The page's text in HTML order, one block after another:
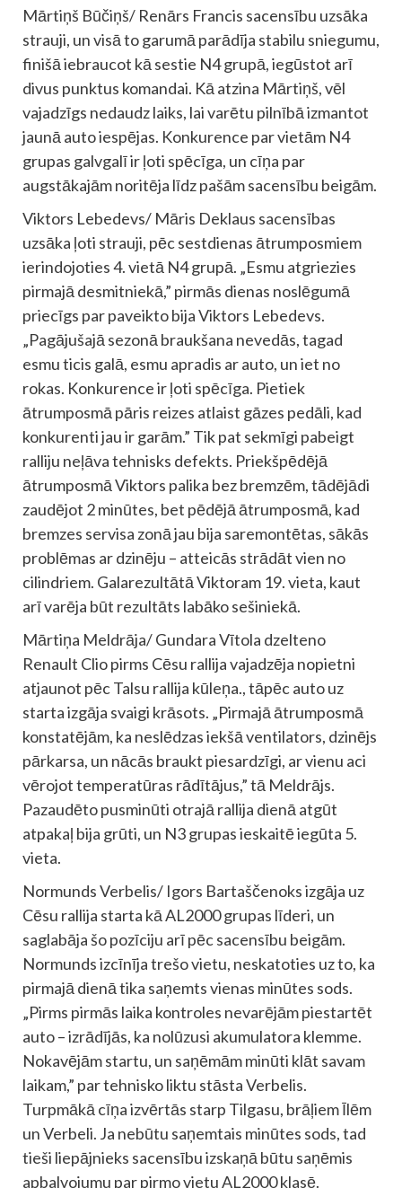
Mārtiņš Būčiņš/ Renārs Francis sacensību uzsāka
strauji, un visā to garumā parādīja stabilu sniegumu,
finišā iebraucot kā sestie N4 grupā, iegūstot arī
divus punktus komandai. Kā atzina Mārtiņš, vēl
vajadzīgs nedaudz laiks, lai varētu pilnībā izmantot
jaunā auto iespējas. Konkurence par vietām N4
grupas galvgalī ir ļoti spēcīga, un cīņa par
augstākajām noritēja līdz pašām sacensību beigām.
Viktors Lebedevs/ Māris Deklaus sacensības
uzsāka ļoti strauji, pēc sestdienas ātrumposmiem
ierindojoties 4. vietā N4 grupā. „Esmu atgriezies
pirmajā desmitniekā,” pirmās dienas noslēgumā
priecīgs par paveikto bija Viktors Lebedevs.
„Pagājušajā sezonā braukšana nevedās, tagad
esmu ticis galā, esmu apradis ar auto, un iet no
rokas. Konkurence ir ļoti spēcīga. Pietiek
ātrumposmā pāris reizes atlaist gāzes pedāli, kad
konkurenti jau ir garām.” Tik pat sekmīgi pabeigt
ralliju neļāva tehnisks defekts. Priekšpēdējā
ātrumposmā Viktors palika bez bremzēm, tādējādi
zaudējot 2 minūtes, bet pēdējā ātrumposmā, kad
bremzes servisa zonā jau bija saremontētas, sākās
problēmas ar dzinēju – atteicās strādāt vien no
cilindriem. Galarezultātā Viktoram 19. vieta, kaut
arī varēja būt rezultāts labāko sešiniekā.
Mārtiņa Meldrāja/ Gundara Vītola dzelteno
Renault Clio pirms Cēsu rallija vajadzēja nopietni
atjaunot pēc Talsu rallija kūleņa., tāpēc auto uz
starta izgāja svaigi krāsots. „Pirmajā ātrumposmā
konstatējām, ka neslēdzas iekšā ventilators, dzinējs
pārkarsa, un nācās braukt piesardzīgi, ar vienu aci
vērojot temperatūras rādītājus,” tā Meldrājs.
Pazaudēto pusminūti otrajā rallija dienā atgūt
atpakaļ bija grūti, un N3 grupas ieskaitē iegūta 5.
vieta.
Normunds Verbelis/ Igors Bartaščenoks izgāja uz
Cēsu rallija starta kā AL2000 grupas līderi, un
saglabāja šo pozīciju arī pēc sacensību beigām.
Normunds izcīnīja trešo vietu, neskatoties uz to, ka
pirmajā dienā tika saņemts vienas minūtes sods.
„Pirms pirmās laika kontroles nevarējām piestartēt
auto – izrādījās, ka nolūzusi akumulatora klemme.
Nokavējām startu, un saņēmām minūti klāt savam
laikam,” par tehnisko liktu stāsta Verbelis.
Turpmākā cīņa izvērtās starp Tilgasu, brāļiem Īlēm
un Verbeli. Ja nebūtu saņemtais minūtes sods, tad
tieši liepājnieks sacensību izskaņā būtu saņēmis
apbalvojumu par pirmo vietu AL2000 klasē.